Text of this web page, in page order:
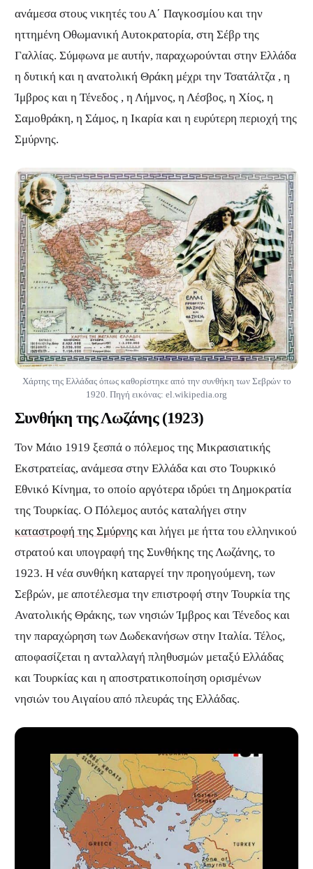
ανάμεσα στους νικητές του Α΄ Παγκοσμίου και την
ηττημένη Οθωμανική Αυτοκρατορία, στη Σέβρ της
Γαλλίας. Σύμφωνα με αυτήν, παραχωρούνται στην Ελλάδα
η δυτική και η ανατολική Θράκη μέχρι την Τσατάλτζα , η
Ίμβρος και η Τένεδος , η Λήμνος, η Λέσβος, η Χίος, η
Σαμοθράκη, η Σάμος, η Ικαρία και η ευρύτερη περιοχή της
Σμύρνης.
Χάρτης της Ελλάδας όπως καθορίστηκε από την συνθήκη των Σεβρών το
1920. Πηγή εικόνας: el.wikipedia.org
Συνθήκη της Λωζάνης (1923)
Τον Μάιο 1919 ξεσπά ο πόλεμος της Μικρασιατικής
Εκστρατείας, ανάμεσα στην Ελλάδα και στο Τουρκικό
Εθνικό Κίνημα, το οποίο αργότερα ιδρύει τη Δημοκρατία
της Τουρκίας. Ο Πόλεμος αυτός καταλήγει στην
καταστροφή της Σμύρνης και λήγει με ήττα του ελληνικού
στρατού και υπογραφή της Συνθήκης της Λωζάνης, το
1923. Η νέα συνθήκη καταργεί την προηγούμενη, των
Σεβρών, με αποτέλεσμα την επιστροφή στην Τουρκία της
Ανατολικής Θράκης, των νησιών Ίμβρος και Τένεδος και
την παραχώρηση των Δωδεκανήσων στην Ιταλία. Τέλος,
αποφασίζεται η ανταλλαγή πληθυσμών μεταξύ Ελλάδας
και Τουρκίας και η αποστρατικοποίηση ορισμένων
νησιών του Αιγαίου από πλευράς της Ελλάδας.